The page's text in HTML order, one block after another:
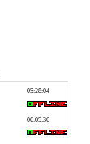
05:28:04
06:05:36